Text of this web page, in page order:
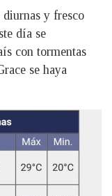
diurnas y fresco
día se
con tormentas
se haya